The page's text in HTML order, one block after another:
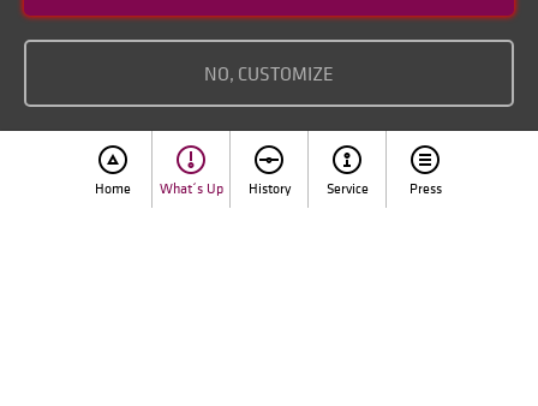
Home What´s Up History Service Press
Imprint
NO, CUSTOMIZE